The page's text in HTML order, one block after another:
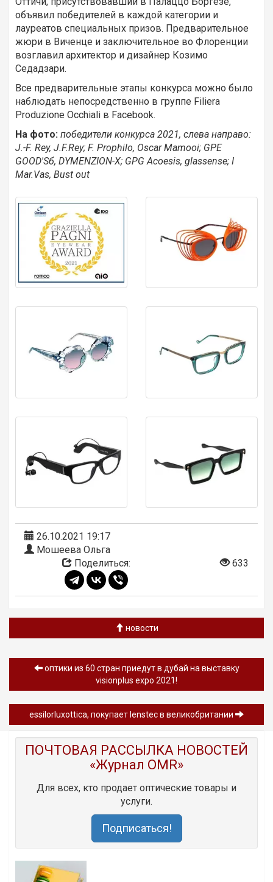
объявил победителей в каждой категории и
лауреатов специальных призов. Предварительное
жюри в Виченце и заключительное во Флоренции
возглавил архитектор и дизайнер Козимо
Седадзари.
Все предварительные этапы конкурса можно было
наблюдать непосредственно в группе Filiera
Produzione Occhiali в Facebook.
На фото: победители конкурса 2021, слева направо:
J.-F. Rey, J.F.Rey; F. Prophilo, Oscar Mamooi; GPE
GOOD'Sб, DYMENZION-X; GPG Acoesis, glassense; I
Mar.Vas, Bust out
26.10.2021 19:17
Мошеева Ольга
Поделиться:
633
новости
оптики из 60 стран приедут в дубай на выставку
visionplus expo 2021!
essilorluxottica, покупает lenstec в великобритании
ПОЧТОВАЯ РАССЫЛКА НОВОСТЕЙ
«Журнал OMR»
Для всех, кто продает оптические товары и
услуги.
Подписаться!